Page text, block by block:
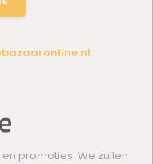
promoties. We zullen